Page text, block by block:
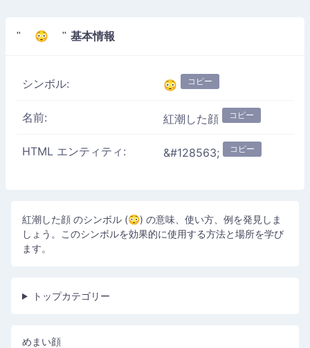
" 😳 " 基本情報
シンボル: 😳 コピー
名前: 紅潮した顔 コピー
HTML エンティティ: &#128563; コピー
紅潮した顔 のシンボル (😳) の意味、使い方、例を発見しま
しょう。このシンボルを効果的に使用する方法と場所を学び
ます。
トップカテゴリー
めまい顔